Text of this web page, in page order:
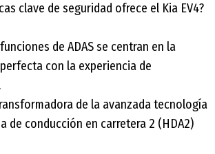
clave de seguridad ofrece el Kia EV4?
de ADAS se centran en la
con la experiencia de
de la avanzada tecnología
de conducción en carretera 2 (HDA2)